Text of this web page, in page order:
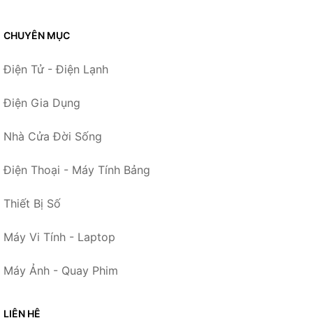
CHUYÊN MỤC
Điện Tử - Điện Lạnh
Điện Gia Dụng
Nhà Cửa Đời Sống
Điện Thoại - Máy Tính Bảng
Thiết Bị Số
Máy Vi Tính - Laptop
Máy Ảnh - Quay Phim
LIÊN HỆ